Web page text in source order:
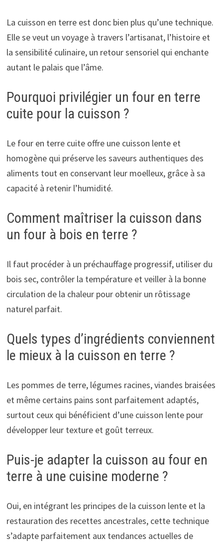
La cuisson en terre est donc bien plus qu’une technique.
Elle se veut un voyage à travers l’artisanat, l’histoire et
la sensibilité culinaire, un retour sensoriel qui enchante
autant le palais que l’âme.
Pourquoi privilégier un four en terre
cuite pour la cuisson ?
Le four en terre cuite offre une cuisson lente et
homogène qui préserve les saveurs authentiques des
aliments tout en conservant leur moelleux, grâce à sa
capacité à retenir l’humidité.
Comment maîtriser la cuisson dans
un four à bois en terre ?
Il faut procéder à un préchauffage progressif, utiliser du
bois sec, contrôler la température et veiller à la bonne
circulation de la chaleur pour obtenir un rôtissage
naturel parfait.
Quels types d’ingrédients conviennent
le mieux à la cuisson en terre ?
Les pommes de terre, légumes racines, viandes braisées
et même certains pains sont parfaitement adaptés,
surtout ceux qui bénéficient d’une cuisson lente pour
développer leur texture et goût terreux.
Puis-je adapter la cuisson au four en
terre à une cuisine moderne ?
Oui, en intégrant les principes de la cuisson lente et la
restauration des recettes ancestrales, cette technique
s’adapte parfaitement aux tendances actuelles de